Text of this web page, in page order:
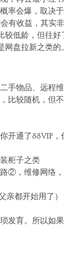
会爆，取决
有收益，其实
低龄，但往
盘拉新之类的。
手物品、远程
比较随机，但不
开通了88VIP
柜子之类
②，维修网络
亲都开始用了
发育。所以如